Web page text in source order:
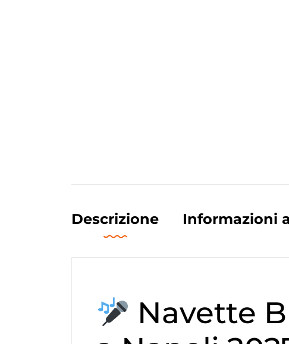
Descrizione Informazioni
Navette